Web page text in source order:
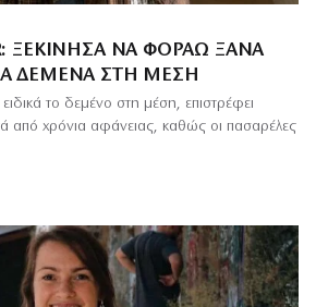
ΞΕΚΊΝΗΣΑ ΝΑ ΦΟΡΆΩ ΞΑΝΆ
ΔΕΜΈΝΑ ΣΤΗ ΜΈΣΗ
το δεμένο στη μέση, επιστρέφει
από χρόνια αφάνειας, καθώς οι πασαρέλες